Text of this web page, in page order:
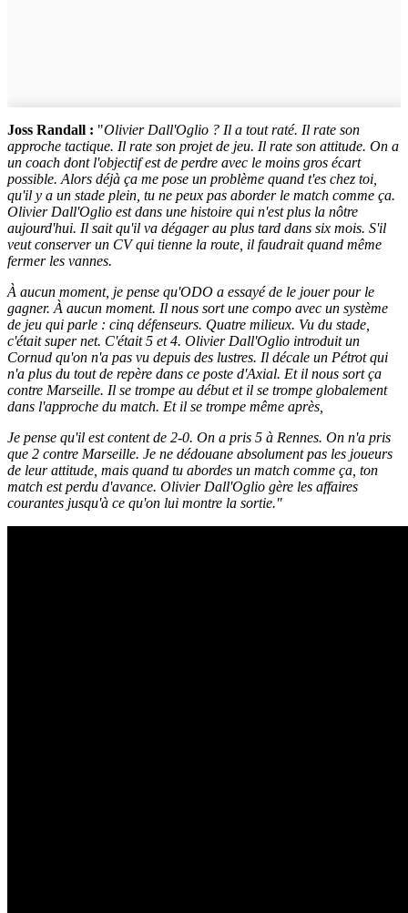
Joss Randall : "Olivier Dall'Oglio ? Il a tout raté. Il rate son
approche tactique. Il rate son projet de jeu. Il rate son attitude. On a
un coach dont l'objectif est de perdre avec le moins gros écart
possible. Alors déjà ça me pose un problème quand t'es chez toi,
qu'il y a un stade plein, tu ne peux pas aborder le match comme ça.
Olivier Dall'Oglio est dans une histoire qui n'est plus la nôtre
aujourd'hui. Il sait qu'il va dégager au plus tard dans six mois. S'il
veut conserver un CV qui tienne la route, il faudrait quand même
fermer les vannes.
À aucun moment, je pense qu'ODO a essayé de le jouer pour le
gagner. À aucun moment. Il nous sort une compo avec un système
de jeu qui parle : cinq défenseurs. Quatre milieux. Vu du stade,
c'était super net. C'était 5 et 4. Olivier Dall'Oglio introduit un
Cornud qu'on n'a pas vu depuis des lustres. Il décale un Pétrot qui
n'a plus du tout de repère dans ce poste d'Axial. Et il nous sort ça
contre Marseille. Il se trompe au début et il se trompe globalement
dans l'approche du match. Et il se trompe même après,
Je pense qu'il est content de 2-0. On a pris 5 à Rennes. On n'a pris
que 2 contre Marseille. Je ne dédouane absolument pas les joueurs
de leur attitude, mais quand tu abordes un match comme ça, ton
match est perdu d'avance. Olivier Dall'Oglio gère les affaires
courantes jusqu'à ce qu'on lui montre la sortie."